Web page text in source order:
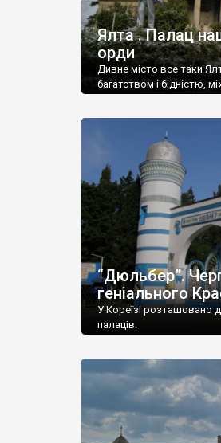
Ялта . Палац
орди
Дивне місто все таки
багатством і бідністю,
“Дюльбер”.
геніального
У Кореїзі розташовано
палаців.